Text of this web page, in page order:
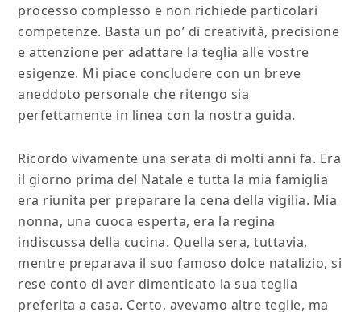
processo complesso e non richiede particolari
competenze. Basta un po’ di creatività, precisione
e attenzione per adattare la teglia alle vostre
esigenze. Mi piace concludere con un breve
aneddoto personale che ritengo sia
perfettamente in linea con la nostra guida.
Ricordo vivamente una serata di molti anni fa. Era
il giorno prima del Natale e tutta la mia famiglia
era riunita per preparare la cena della vigilia. Mia
nonna, una cuoca esperta, era la regina
indiscussa della cucina. Quella sera, tuttavia,
mentre preparava il suo famoso dolce natalizio, si
rese conto di aver dimenticato la sua teglia
preferita a casa. Certo, avevamo altre teglie, ma